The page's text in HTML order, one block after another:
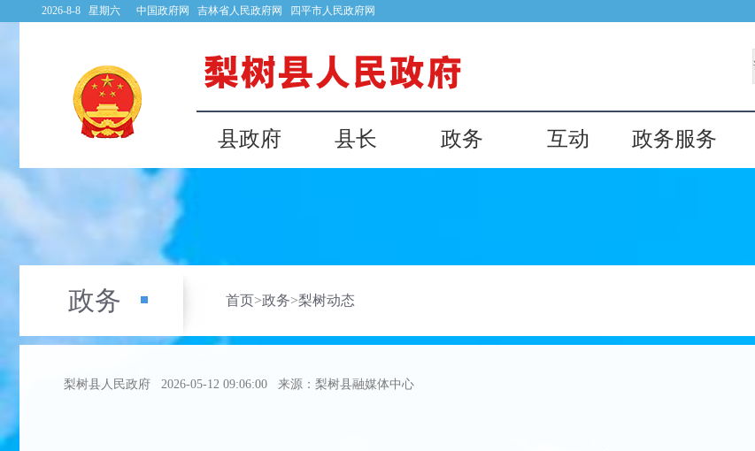
2026-8-8 星期六 中国政府网 吉林省人民政府网 四平市人民政府网
县政府 县长 政务 互动 政务服务
政务 首页>政务>梨树动态
梨树县人民政府 2026-05-12 09:06:00 来源：梨树县融媒体中心